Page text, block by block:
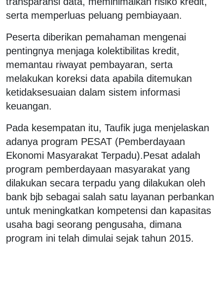
serta memperluas peluang pembiayaan.
Peserta diberikan pemahaman mengenai
pentingnya menjaga kolektibilitas kredit,
memantau riwayat pembayaran, serta
melakukan koreksi data apabila ditemukan
ketidaksesuaian dalam sistem informasi
keuangan.
Pada kesempatan itu, Taufik juga menjelaskan
adanya program PESAT (Pemberdayaan
Ekonomi Masyarakat Terpadu).Pesat adalah
program pemberdayaan masyarakat yang
dilakukan secara terpadu yang dilakukan oleh
bank bjb sebagai salah satu layanan perbankan
untuk meningkatkan kompetensi dan kapasitas
usaha bagi seorang pengusaha, dimana
program ini telah dimulai sejak tahun 2015.